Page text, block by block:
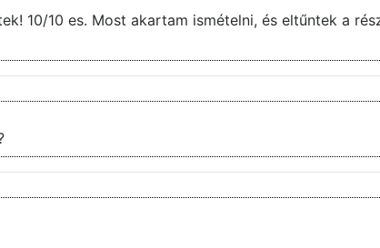
10/10 es. Most akartam ismételni, és eltűntek a